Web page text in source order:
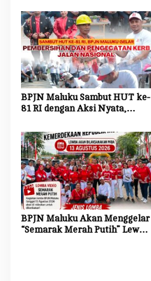
untuk Kemajuan Daerah
BPJN Maluku Sambut HUT ke-
81 RI dengan Aksi Nyata,
Jalan Nasional
BPJN Maluku Akan Menggelar
“Semarak Merah Putih” Lewat